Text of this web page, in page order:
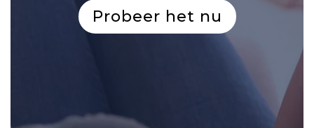
Probeer het nu